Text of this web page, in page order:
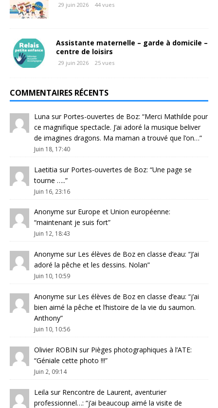
29 juin 2026 44 vues
Assistante maternelle – garde à domicile –
centre de loisirs
29 juin 2026 25 vues
COMMENTAIRES RÉCENTS
Luna sur Portes-ouvertes de Boz: “Merci Mathilde pour
ce magnifique spectacle. J’ai adoré la musique beliver
de imagines dragons. Ma maman a trouvé que l’on…”
Juin 18, 17:40
Laetitia sur Portes-ouvertes de Boz: “Une page se
tourne …..”
Juin 16, 23:16
Anonyme sur Europe et Union européenne:
“maintenant je suis fort”
Juin 12, 18:43
Anonyme sur Les élèves de Boz en classe d’eau: “J’ai
adoré la pêche et les dessins. Nolan”
Juin 10, 10:59
Anonyme sur Les élèves de Boz en classe d’eau: “j’ai
bien aimé la pêche et l’histoire de la vie du saumon.
Anthony”
Juin 10, 10:56
Olivier ROBIN sur Pièges photographiques à l’ATE:
“Géniale cette photo !!!”
Juin 2, 09:14
Leila sur Rencontre de Laurent, aventurier
professionnel…: “j’ai beaucoup aimé la visite de